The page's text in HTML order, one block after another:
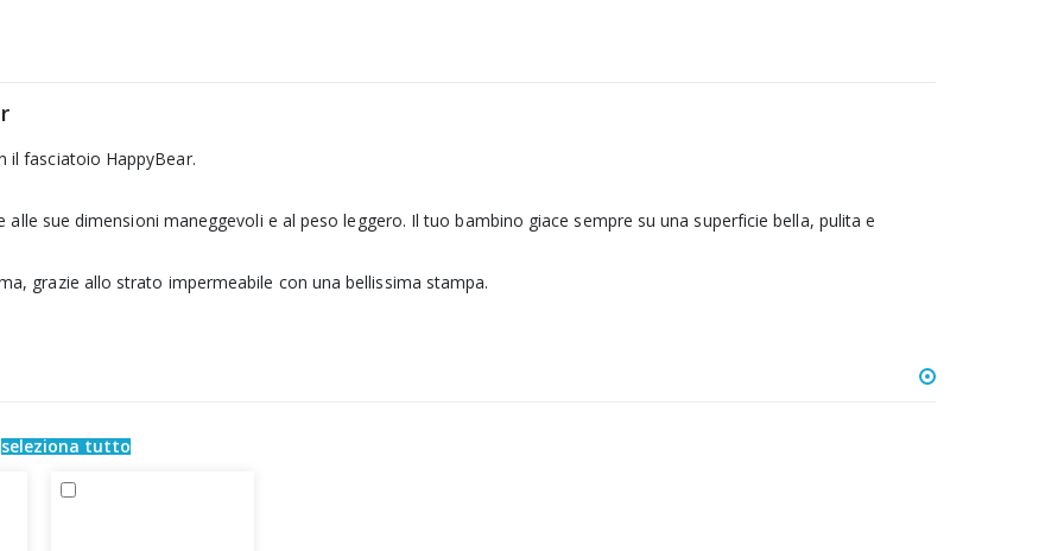
il fasciatoio HappyBear.
sue dimensioni maneggevoli e al peso leggero. Il tuo bambino giace sempre su una superficie bella, pulita e
grazie allo strato impermeabile con una bellissima stampa.
seleziona tutto